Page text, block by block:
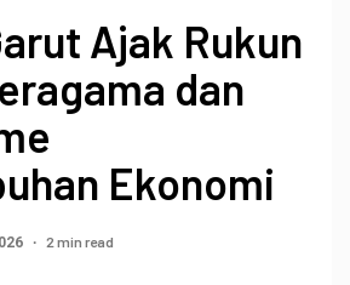
Ajak Rukun
dan
Ekonomi
2 min read